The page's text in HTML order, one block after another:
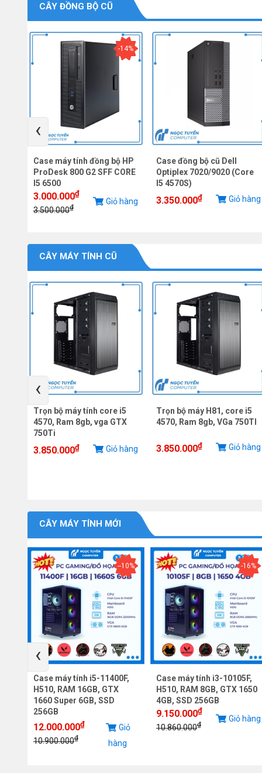
CÂY ĐỒNG BỘ CŨ
-14%
Case máy tính đồng bộ HP
ProDesk 800 G2 SFF CORE
I5 6500
3.000.000₫
3.500.000₫
Giỏ hàng
Case đồng bộ cũ Dell
Optiplex 7020/9020 (Core
I5 4570S)
3.350.000₫ Giỏ hàng
‹
CÂY MÁY TÍNH CŨ
Trọn bộ máy tính core i5
4570, Ram 8gb, vga GTX
750Ti
3.850.000₫ Giỏ hàng
Trọn bộ máy H81, core i5
4570, Ram 8gb, VGa 750TI
3.850.000₫ Giỏ hàng
‹
CÂY MÁY TÍNH MỚI
--10%
Case máy tính i5-11400F,
H510, RAM 16GB, GTX
1660 Super 6GB, SSD
256GB
12.000.000₫
10.900.000₫
Giỏ
hàng
-16%
Case máy tính i3-10105F,
H510, RAM 8GB, GTX 1650
4GB, SSD 256GB
9.150.000₫
10.860.000₫
Giỏ hàng
‹